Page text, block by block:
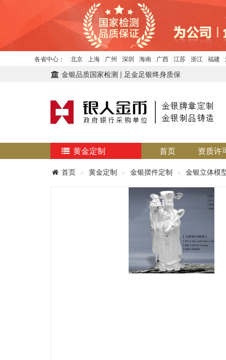
各省中心： 北京 上海 广州 深圳 海南 广西 江苏 浙江 福建
金银品质国家检测 | 足金足银终身质保
黄金定制 首页 资质许
首页 黄金定制 金银摆件定制 金银立体模